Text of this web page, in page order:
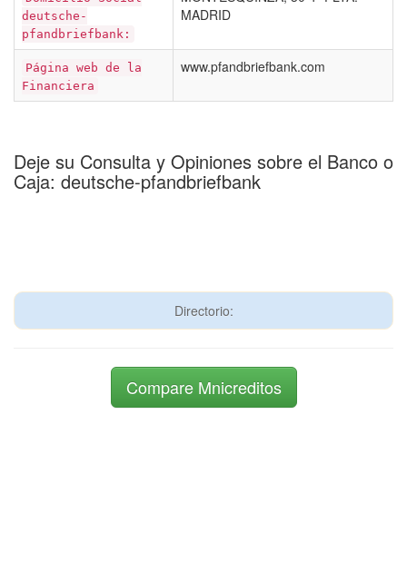
deutsche-
pfandbriefbank:
MADRID
Página web de la
Financiera
www.pfandbriefbank.com
Deje su Consulta y Opiniones sobre el Banco o
Caja: deutsche-pfandbriefbank
Directorio:
Compare Mnicreditos